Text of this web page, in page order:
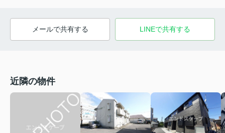
メールで共有する LINEで共有する
近隣の物件